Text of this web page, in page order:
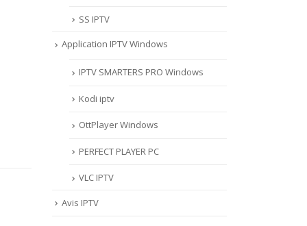
SS IPTV
Application IPTV Windows
IPTV SMARTERS PRO Windows
Kodi iptv
OttPlayer Windows
PERFECT PLAYER PC
VLC IPTV
Avis IPTV